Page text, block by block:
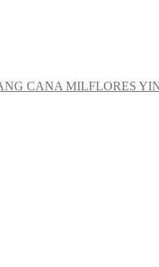
CANA MILFLORES